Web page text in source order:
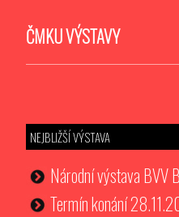
ČMKU VÝSTAVY
NEJBLIŽŠÍ VÝSTAVA
Národní výstava BVV
Termín konání